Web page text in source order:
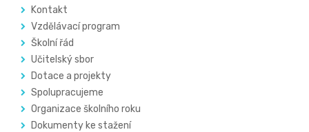
Kontakt
Vzdělávací program
Školní řád
Učitelský sbor
Dotace a projekty
Spolupracujeme
Organizace školního roku
Dokumenty ke stažení